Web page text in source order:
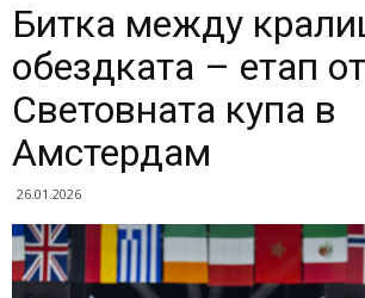
Битка между
обездката – етап от
Световната купа в
Амстердам
26.01.2026